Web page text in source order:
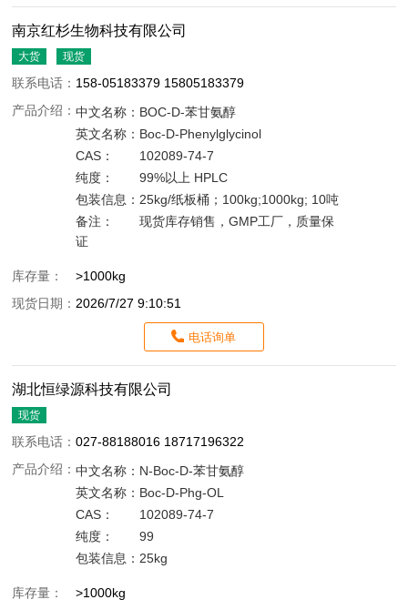
南京红杉生物科技有限公司
大货 现货
联系电话： 158-05183379 15805183379
产品介绍：中文名称： BOC-D-苯甘氨醇
英文名称： Boc-D-Phenylglycinol
CAS：
102089-74-7
纯度：
99%以上 HPLC
包装信息： 25kg/纸板桶；100kg;1000kg; 10吨
备注：
现货库存销售，GMP工厂，质量保
证
库存量：
>1000kg
现货日期： 2026/7/27 9:10:51
电话询单
湖北恒绿源科技有限公司
现货
联系电话：027-88188016 18717196322
产品介绍：中文名称： N-Boc-D-苯甘氨醇
英文名称： Boc-D-Phg-OL
CAS：
102089-74-7
纯度：
99
包装信息： 25kg
库存量：
>1000kg